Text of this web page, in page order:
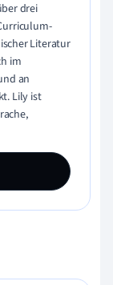
drei
Literatur
im
an
Lily ist